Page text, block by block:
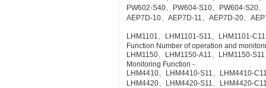
PW602-S40、PW604-S10、PW604-S20
AEP7D-10、AEP7D-11、AEP7D-20、
LHM1101、LHM1101-S11、LHM1101-
Function Number of operation and
LHM1150、LHM1150-A11、LHM1150-
Monitoring Function -
LHM4410、LHM4410-S11、LHM4410-
LHM4420、LHM4420-S11、LHM4420-